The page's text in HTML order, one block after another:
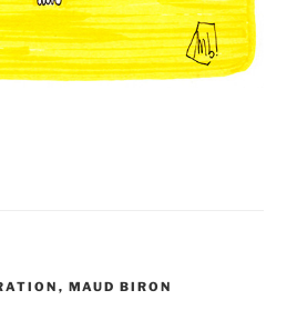
, MAUD BIRON